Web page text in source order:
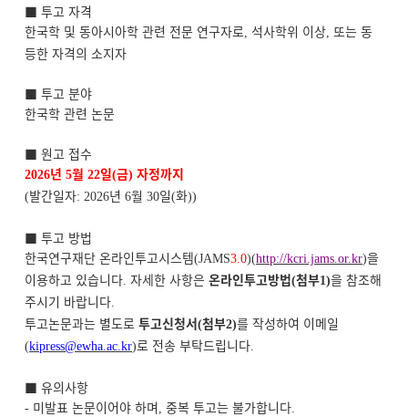
■ 투고 자격
한국학 및 동아시아학 관련 전문 연구자로 석사학위 이상 또는 동
등한 자격의 소지자
■ 투고 분야
한국학 관련 논문
■ 원고 접수
2026년 5월 22일(금) 자정까지
(발간일자: 2026년 6월 30일(화))
■ 투고 방법
한국연구재단 온라인투고시스템(JAMS3.0)(http://kcri.jams.or.kr)을
이용하고 있습니다 자세한 사항은 온라인투고방법(첨부1)을 참조해
주시기 바랍니다
투고논문과는 별도로 투고신청서(첨부2)를 작성하여 이메일
(kipress@ewha.ac.kr) 로 전송 부탁드립니다
■ 유의사항
- 미발표 논문이어야 하며 중복 투고는 불가합니다